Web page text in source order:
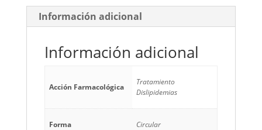
Información adicional
Información adicional
Acción Farmacológica
Tratamiento
Dislipidemias
Forma Circular